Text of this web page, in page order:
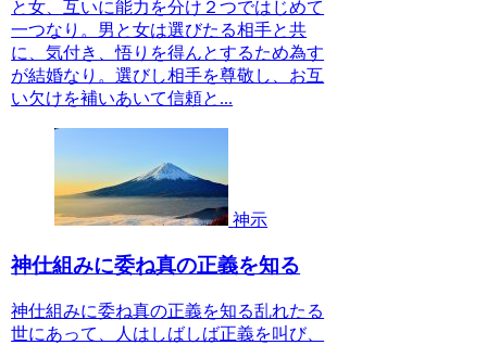
と女、互いに能力を分け２つではじめて
一つなり。男と女は選びたる相手と共
に、気付き、悟りを得んとするため為す
が結婚なり。選びし相手を尊敬し、お互
い欠けを補いあいて信頼と...
神示
神仕組みに委ね真の正義を知る
神仕組みに委ね真の正義を知る乱れたる
世にあって、人はしばしば正義を叫び、